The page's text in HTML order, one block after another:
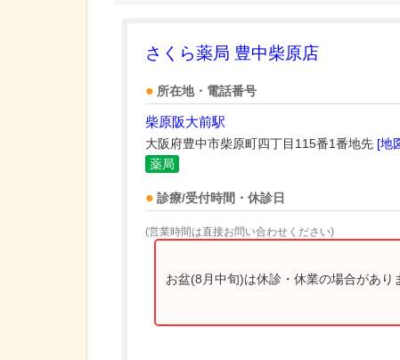
さくら薬局 豊中柴原店
所在地・電話番号
柴原阪大前駅
大阪府豊中市柴原町四丁目115番1番地先 [地
薬局
診療/受付時間・休診日
(営業時間は直接お問い合わせください)
お盆(8月中旬)は休診・休業の場合があり